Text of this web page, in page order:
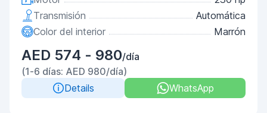
Transmisión
Automática
Color del interior
Marrón
AED 574 - 980/día
(1-6 días: AED 980/día)
Details
WhatsApp